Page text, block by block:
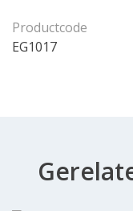
Productcode
EG1017